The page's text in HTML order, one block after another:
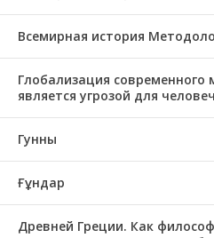
Всемирная история
Глобализация
является угрозой для
Гунны
Ғұндар
Древней Греции. Как